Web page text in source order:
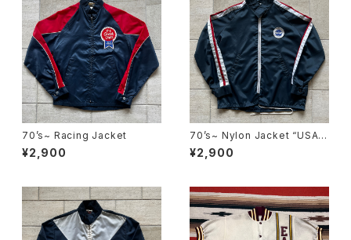
70’s~ Racing Jacket
¥2,900
70’s~ Nylon Jacket “USA
MADE”
¥2,900